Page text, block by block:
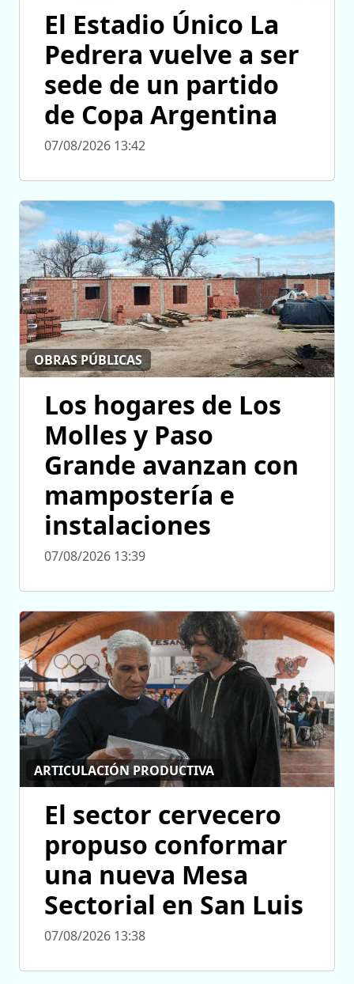
El Estadio Único La
Pedrera vuelve a ser
sede de un partido
de Copa Argentina
07/08/2026 13:42
OBRAS PÚBLICAS
Los hogares de Los
Molles y Paso
Grande avanzan con
mampostería e
instalaciones
07/08/2026 13:39
ARTICULACIÓN PRODUCTIVA
El sector cervecero
propuso conformar
una nueva Mesa
Sectorial en San Luis
07/08/2026 13:38